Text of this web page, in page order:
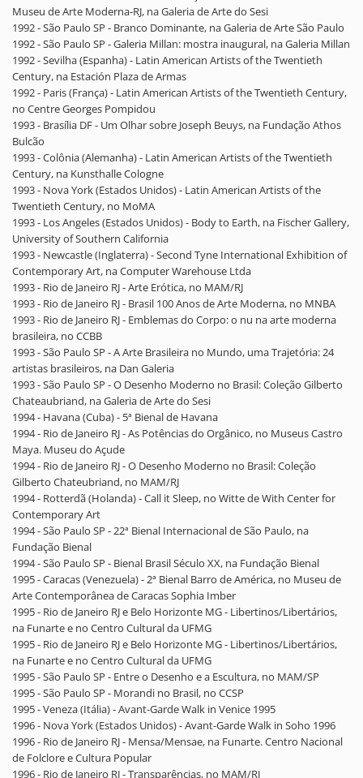
Museu de Arte Moderna-RJ, na Galeria de Arte do Sesi
1992 - São Paulo SP - Branco Dominante, na Galeria de Arte São Paulo
1992 - São Paulo SP - Galeria Millan: mostra inaugural, na Galeria Millan
1992 - Sevilha (Espanha) - Latin American Artists of the Twentieth
Century, na Estación Plaza de Armas
1992 - Paris (França) - Latin American Artists of the Twentieth Century,
no Centre Georges Pompidou
1993 - Brasília DF - Um Olhar sobre Joseph Beuys, na Fundação Athos
Bulcão
1993 - Colônia (Alemanha) - Latin American Artists of the Twentieth
Century, na Kunsthalle Cologne
1993 - Nova York (Estados Unidos) - Latin American Artists of the
Twentieth Century, no MoMA
1993 - Los Angeles (Estados Unidos) - Body to Earth, na Fischer Gallery,
University of Southern California
1993 - Newcastle (Inglaterra) - Second Tyne International Exhibition of
Contemporary Art, na Computer Warehouse Ltda
1993 - Rio de Janeiro RJ - Arte Erótica, no MAM/RJ
1993 - Rio de Janeiro RJ - Brasil 100 Anos de Arte Moderna, no MNBA
1993 - Rio de Janeiro RJ - Emblemas do Corpo: o nu na arte moderna
brasileira, no CCBB
1993 - São Paulo SP - A Arte Brasileira no Mundo, uma Trajetória: 24
artistas brasileiros, na Dan Galeria
1993 - São Paulo SP - O Desenho Moderno no Brasil: Coleção Gilberto
Chateaubriand, na Galeria de Arte do Sesi
1994 - Havana (Cuba) - 5ª Bienal de Havana
1994 - Rio de Janeiro RJ - As Potências do Orgânico, no Museus Castro
Maya. Museu do Açude
1994 - Rio de Janeiro RJ - O Desenho Moderno no Brasil: Coleção
Gilberto Chateubriand, no MAM/RJ
1994 - Rotterdã (Holanda) - Call it Sleep, no Witte de With Center for
Contemporary Art
1994 - São Paulo SP - 22ª Bienal Internacional de São Paulo, na
Fundação Bienal
1994 - São Paulo SP - Bienal Brasil Século XX, na Fundação Bienal
1995 - Caracas (Venezuela) - 2ª Bienal Barro de América, no Museu de
Arte Contemporânea de Caracas Sophia Imber
1995 - Rio de Janeiro RJ e Belo Horizonte MG - Libertinos/Libertários,
na Funarte e no Centro Cultural da UFMG
1995 - Rio de Janeiro RJ e Belo Horizonte MG - Libertinos/Libertários,
na Funarte e no Centro Cultural da UFMG
1995 - São Paulo SP - Entre o Desenho e a Escultura, no MAM/SP
1995 - São Paulo SP - Morandi no Brasil, no CCSP
1995 - Veneza (Itália) - Avant-Garde Walk in Venice 1995
1996 - Nova York (Estados Unidos) - Avant-Garde Walk in Soho 1996
1996 - Rio de Janeiro RJ - Mensa/Mensae, na Funarte. Centro Nacional
de Folclore e Cultura Popular
1996 - Rio de Janeiro RJ - Transparências, no MAM/RJ